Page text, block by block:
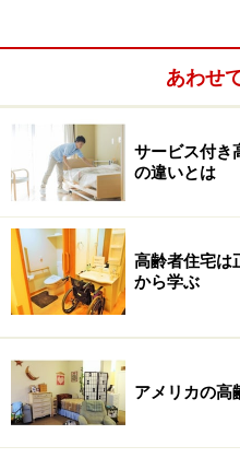
あわせ
サービス付き
の違いとは
高齢者住宅は
から学ぶ
アメリカの高